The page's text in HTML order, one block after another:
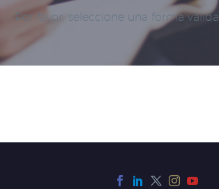
Por favor, seleccione una forma válida